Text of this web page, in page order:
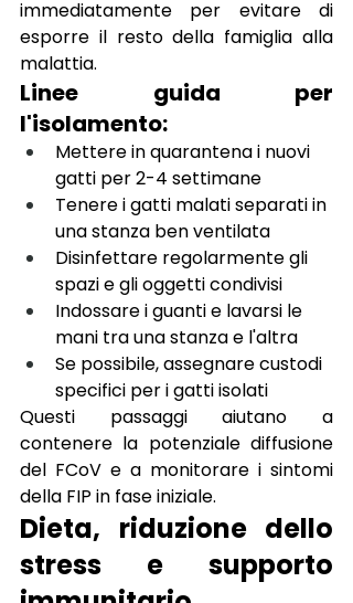
immediatamente per evitare di
esporre il resto della famiglia alla
malattia.
Linee guida per
l'isolamento:
Mettere in quarantena i nuovi
gatti per 2-4 settimane
Tenere i gatti malati separati in
una stanza ben ventilata
Disinfettare regolarmente gli
spazi e gli oggetti condivisi
Indossare i guanti e lavarsi le
mani tra una stanza e l'altra
Se possibile, assegnare custodi
specifici per i gatti isolati
Questi passaggi aiutano a
contenere la potenziale diffusione
del FCoV e a monitorare i sintomi
della FIP in fase iniziale.
Dieta, riduzione dello
stress e supporto